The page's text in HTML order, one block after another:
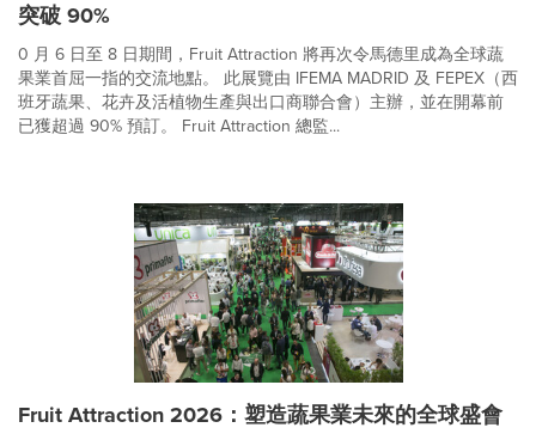
突破 90%
0 月 6 日至 8 日期間，Fruit Attraction 將再次令馬德里成為全球蔬
果業首屈一指的交流地點。 此展覽由 IFEMA MADRID 及 FEPEX（西
班牙蔬果、花卉及活植物生產與出口商聯合會）主辦，並在開幕前
已獲超過 90% 預訂。 Fruit Attraction 總監...
Fruit Attraction 2026：塑造蔬果業未來的全球盛會